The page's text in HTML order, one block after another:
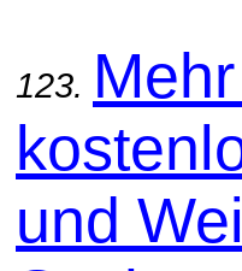
123.
und